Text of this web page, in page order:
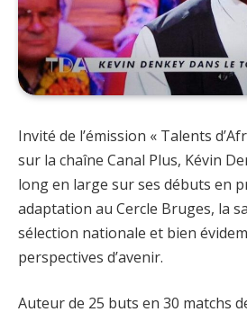
Invité de l’émission « Talents
sur la chaîne Canal Plus, Kévin
long en large sur ses débuts en
adaptation au Cercle Bruges, la
sélection nationale et bien
perspectives d’avenir.
Auteur de 25 buts en 30 matchs